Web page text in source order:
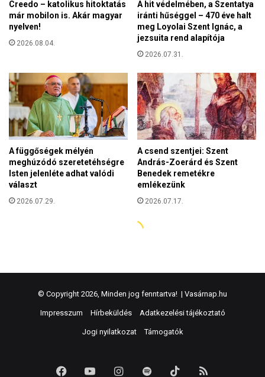
© Copyright 2026, Minden jog fenntartva! | Vasárnap.hu
Impresszum Hírbeküldés Adatkezelési tájékoztató
Jogi nyilatkozat Támogatók
FacebookYouTubeInstagram
Spotify TikTok